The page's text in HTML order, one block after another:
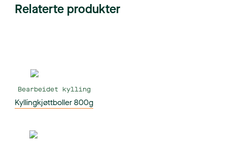
Relaterte produkter
Bearbeidet kylling
Kyllingkjøttboller 800g